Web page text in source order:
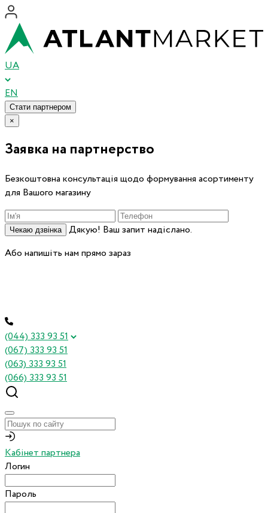
UA
EN
Стати партнером
×
Заявка на партнерство
Безкоштовна консультація щодо формування асортименту
для Вашого магазину
Чекаю дзвінка
Дякую! Ваш запит надіслано.
Або напишіть нам прямо зараз
(044) 333 93 51
(067) 333 93 51
(063) 333 93 51
(066) 333 93 51
Кабінет партнера
Логин
Пароль